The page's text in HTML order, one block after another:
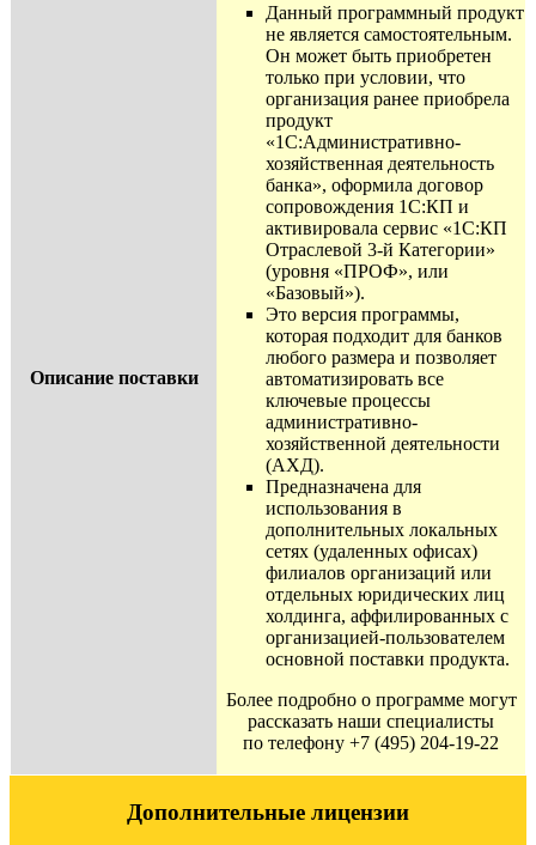
Описание поставки
Данный программный продукт
не является самостоятельным.
Он может быть приобретен
только при условии, что
организация ранее приобрела
продукт
«1С:Административно-
хозяйственная деятельность
банка», оформила договор
сопровождения 1С:КП и
активировала сервис «1С:КП
Отраслевой 3-й Категории»
(уровня «ПРОФ», или
«Базовый»).
Это версия программы,
которая подходит для банков
любого размера и позволяет
автоматизировать все
ключевые процессы
административно-
хозяйственной деятельности
(АХД).
Предназначена для
использования в
дополнительных локальных
сетях (удаленных офисах)
филиалов организаций или
отдельных юридических лиц
холдинга, аффилированных с
организацией-пользователем
основной поставки продукта.
Более подробно о программе могут
рассказать наши специалисты
по телефону +7 (495) 204-19-22
Дополнительные лицензии